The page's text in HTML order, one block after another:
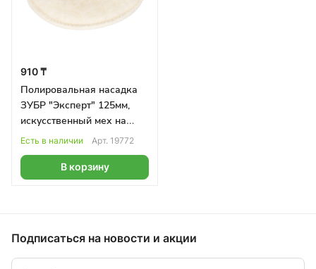
910 ₸
Полировальная насадка
ЗУБР "Эксперт" 125мм,
искусственный мех на
липучке
Есть в наличии Арт. 19772
В корзину
Подписаться на новости и акции